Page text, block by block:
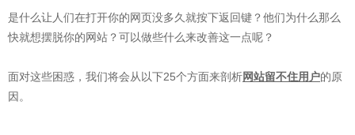
是什么让人们在打开你的网页没多久就按下返回键？他们为什么那么
快就想摆脱你的网站？可以做些什么来改善这一点呢？
面对这些困惑，我们将会从以下25个方面来剖析网站留不住用户的原
因。